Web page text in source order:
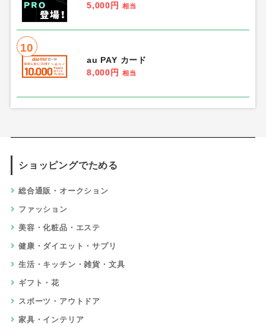
5,000円
相当
10
au PAY カード
8,000円
相当
ショッピングでためる
総合通販・オークション
ファッション
美容・化粧品・エステ
健康・ダイエット・サプリ
生活・キッチン・雑貨・文具
ギフト・花
スポーツ・アウトドア
家具・インテリア